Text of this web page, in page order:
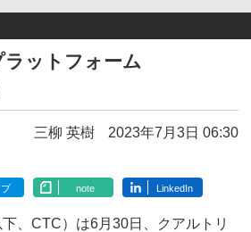
ラットフォーム
三柳 英樹 2023年7月3日 06:30
note LinkedIn
、CTC）は6月30日、クアルトリ